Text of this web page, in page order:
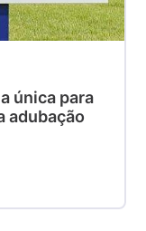
única para
adubação